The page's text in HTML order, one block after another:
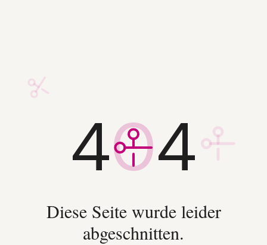
404
Diese Seite wurde leider
abgeschnitten.